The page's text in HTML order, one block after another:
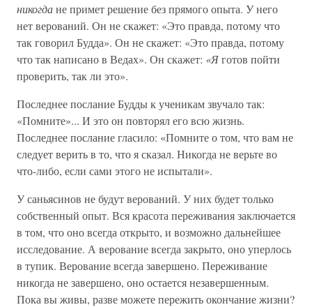
никогдане примет решение без прямого опыта. У него
нет верований. Он не скажет: «Это правда, потому что
так говорил Будда». Он не скажет: «Это правда, потому
что так написано в Ведах». Он скажет: «Яготов пойти
проверить, так ли это».
Последнее послание Будды к ученикам звучало так:
«Помните»... И это он повторял его всю жизнь.
Последнее послание гласило: «Помните о том, что вам не
следует верить в то, что я сказал. Никогда не верьте во
что-либо, если сами этого не испытали».
У саньясинов не будут верований. У них будет только
собственный опыт. Вся красота переживания заключается
в том, что оно всегда открыто, и возможно дальнейшее
исследование. А верование всегда закрыто, оно уперлось
в тупик. Верование всегда завершено. Переживание
никогда не завершено, оно остается незавершенным.
Пока вы живы, разве можете пережить окончание жизни?